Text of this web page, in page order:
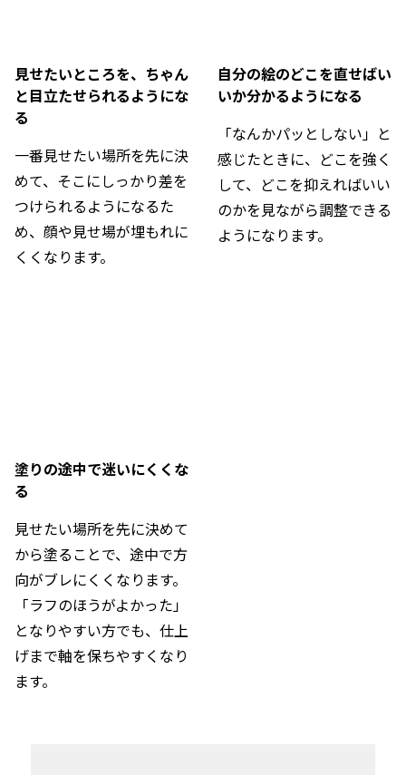
見せたいところを、ちゃん
と目立たせられるようにな
る
一番見せたい場所を先に決
めて、そこにしっかり差を
つけられるようになるた
め、顔や見せ場が埋もれに
くくなります。
自分の絵のどこを直せばい
いか分かるようになる
「なんかパッとしない」と
感じたときに、どこを強く
して、どこを抑えればいい
のかを見ながら調整できる
ようになります。
塗りの途中で迷いにくくな
る
見せたい場所を先に決めて
から塗ることで、途中で方
向がブレにくくなります。
「ラフのほうがよかった」
となりやすい方でも、仕上
げまで軸を保ちやすくなり
ます。